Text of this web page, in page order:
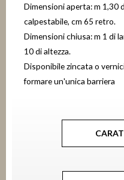
Dimensioni aperta: m 1,30
calpestabile, cm 65 retro.
Dimensioni chiusa: m 1 di
10 di altezza.
Disponibile zincata o
formare un'unica barriera